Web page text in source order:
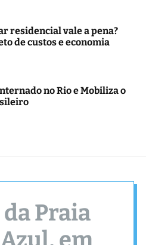
e
residencial vale a pena?
de custos e economia
no Rio e Mobiliza o
Praia